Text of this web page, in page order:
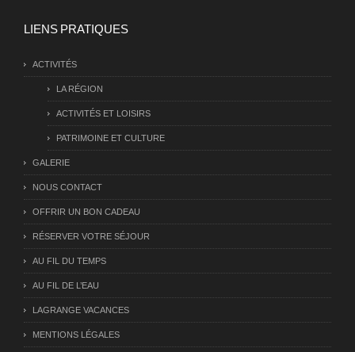
LIENS PRATIQUES
ACTIVITÉS
LA RÉGION
ACTIVITÉS ET LOISIRS
PATRIMOINE ET CULTURE
GALERIE
NOUS CONTACT
OFFRIR UN BON CADEAU
RÉSERVER VOTRE SÉJOUR
AU FIL DU TEMPS
AU FIL DE L’EAU
LAGRANGE VACANCES
MENTIONS LÉGALES